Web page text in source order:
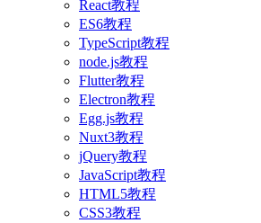
React教程
ES6教程
TypeScript教程
node.js教程
Flutter教程
Electron教程
Egg.js教程
Nuxt3教程
jQuery教程
JavaScript教程
HTML5教程
CSS3教程